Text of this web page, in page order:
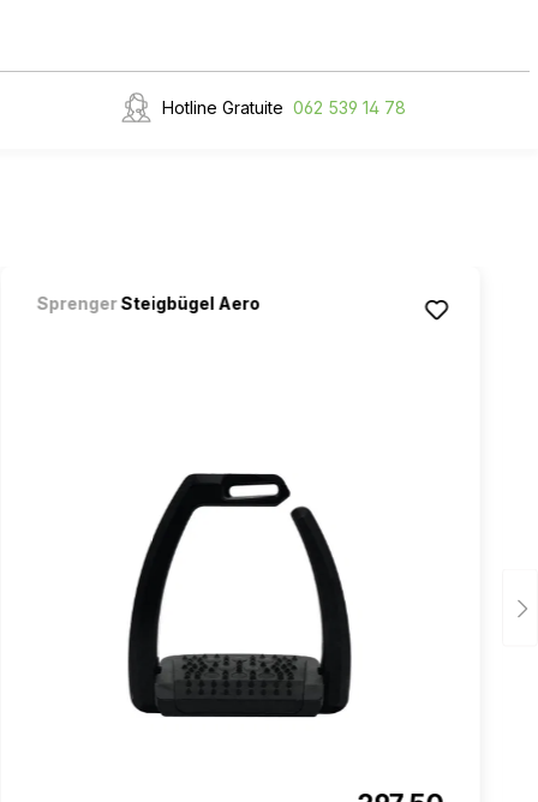
Hotline Gratuite 062 539 14 78
SprengerSteigbügel Aero